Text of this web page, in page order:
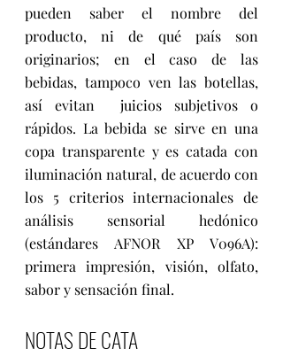
pueden saber el nombre del
producto, ni de qué país son
originarios; en el caso de las
bebidas, tampoco ven las botellas,
así evitan  juicios subjetivos o
rápidos. La bebida se sirve en una
copa transparente y es catada con
iluminación natural, de acuerdo con
los 5 criterios internacionales de
análisis sensorial hedónico
(estándares AFNOR XP V096A):
primera impresión, visión, olfato,
sabor y sensación final.
NOTAS DE CATA